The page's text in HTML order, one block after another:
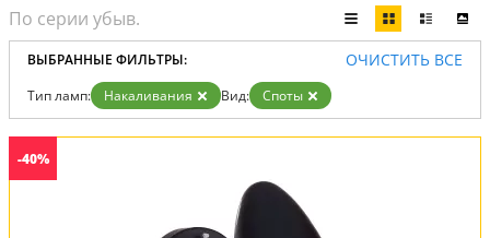
ВЫБРАННЫЕ ФИЛЬТРЫ: ОЧИСТИТЬ ВСЕ
Тип ламп: Накаливания Вид: Споты
-40%